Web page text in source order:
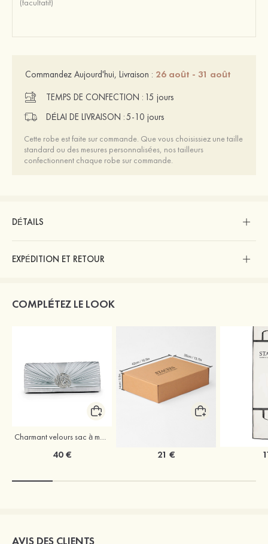
Commandez Aujourd'hui, Livraison : 26 août - 31 août
TEMPS DE CONFECTION : 15 jours
DÉLAI DE LIVRAISON :5-10 jours
Cette robe est faite sur commande. Que vous choisissiez une taille
standard ou des mesures personnalisées, nos tailleurs
confectionnent chaque robe sur commande.
DÉTAILS
EXPÉDITION ET RETOUR
COMPLÉTEZ LE LOOK
Charmant velours sac à main
40 € 21 €
AVIS DES CLIENTS